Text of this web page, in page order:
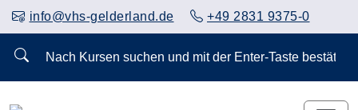
info@vhs-gelderland.de +49 2831 9375-0
Nach Kursen suchen und mit der Enter-Taste